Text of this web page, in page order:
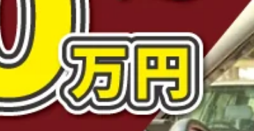
離ドライバー！ 《賞与退職